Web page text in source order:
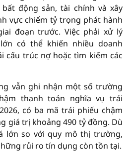
động sản, tài chính và xây
vực chiếm tỷ trọng phát hành
đoạn trước. Việc phải xử lý
có thể khiến nhiều doanh
cấu trúc nợ hoặc tìm kiếm các
vẫn ghi nhận một số trường
thanh toán nghĩa vụ trái
có ba mã trái phiếu chậm
giá trị khoảng 490 tỷ đồng. Dù
lớn so với quy mô thị trường,
rủi ro tín dụng còn tồn tại.